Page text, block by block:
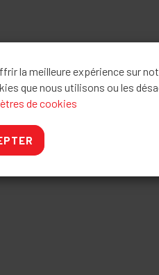
la meilleure expérience sur
que nous utilisons ou les
de cookies